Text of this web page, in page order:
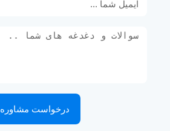
درخواست مشاوره